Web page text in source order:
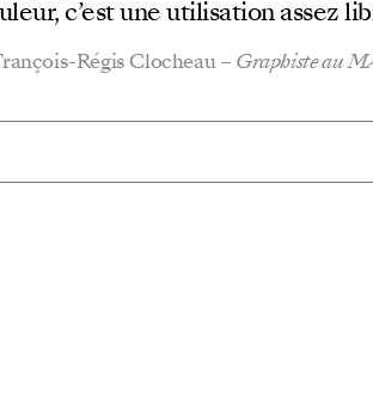
c’est une utilisation assez
Régis Clocheau– Graphiste au